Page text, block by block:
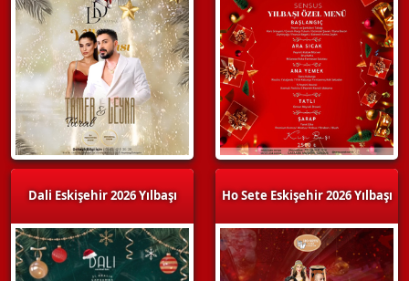
Dali Eskişehir 2026 Yılbaşı Ho Sete Eskişehir 2026 Yılbaşı